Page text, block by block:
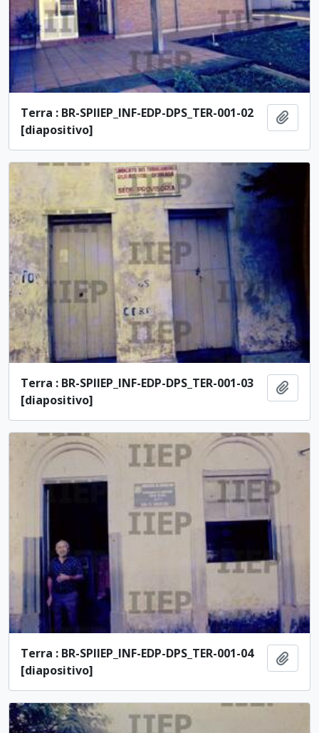
Terra : BR-SPIIEP_INF-EDP-DPS_TER-001-02
[diapositivo]
Terra : BR-SPIIEP_INF-EDP-DPS_TER-001-03
[diapositivo]
Terra : BR-SPIIEP_INF-EDP-DPS_TER-001-04
[diapositivo]